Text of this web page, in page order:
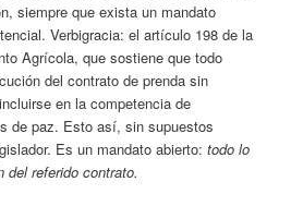
siempre que exista un mandato
Verbigracia: el artículo 198 de la
Agrícola, que sostiene que todo
del contrato de prenda sin
en la competencia de
de paz. Esto así, sin supuestos
Es un mandato abierto:todo lo
del referido contrato.